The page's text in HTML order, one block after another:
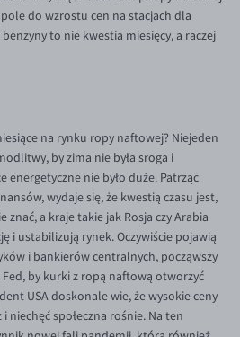
do wzrostu cen na stacjach dla
to nie kwestia miesięcy, a raczej
na rynku ropy naftowej? Niejeden
by zima nie była sroga i
nie było duże. Patrząc
wydaje się, że kwestią czasu jest,
znać, a kraje takie jak Rosja czy Arabia
i ustabilizują rynek. Oczywiście pojawią
i bankierów centralnych, począwszy
by kurki z ropą naftową otworzyć
USA doskonale wie, że wysokie ceny
niechęć społeczna rośnie. Na ten